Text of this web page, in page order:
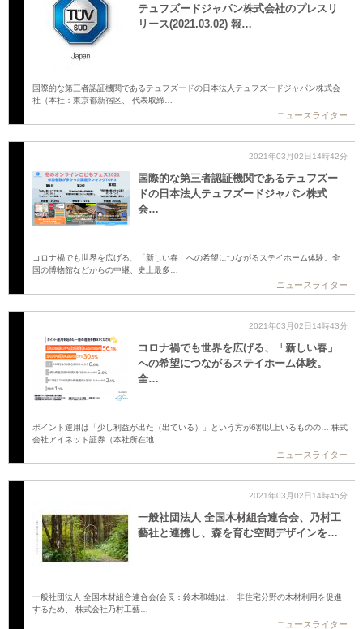
テュフズードジャパン株式会社のプレスリ
リース(2021.03.02) 報…
国際的な第三者認証機関であるテュフズードの日本法人テュフズードジャパン株式会
社（本社：東京都新宿区、 代表取締…
ニュースライター
2021年03月02日14時42分
国際的な第三者認証機関であるテュフズー
ドの日本法人テュフズードジャパン株式
会…
コロナ禍でも世界を広げる、「新しい春」への希望につながるステイホーム体験。全
国の博物館などからの中継、史上最多…
ニュースライター
2021年03月02日14時43分
コロナ禍でも世界を広げる、「新しい春」
への希望につながるステイホーム体験。
全…
ポイント運用は「少し利益が出た（出ている）」という方が6割以上いるものの… 株式
会社アイネット証券（本社所在地…
ニュースライター
2021年03月02日14時45分
一般社団法人 全国木材組合連合会、乃村工
藝社と連携し、森を育む空間デザインを…
一般社団法人 全国木材組合連合会(会長：鈴木和雄)は、 非住宅分野の木材利用を促進
するため、 株式会社乃村工藝…
ニュースライター